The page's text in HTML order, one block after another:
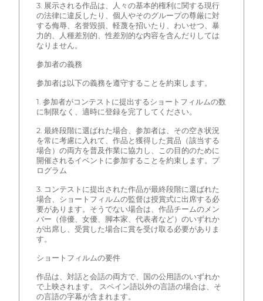
3. 展示される作品は、人々の基本的権利に関する現行
の法律に違反したり、個人やそのグループの尊厳に対
する侮辱、名誉毀損、軽蔑を招いたり、わいせつ、暴
力的、人種差別的、性差別的な内容を含んだりしては
なりません。
参加者の義務
参加者は以下の義務を遵守することを約束します。
1. 参加者がコンテストに提出するショートフィルムの数
に制限なく、適時に登録を完了してください。
2. 最終段階に選ばれた場合、参加者は、その空き状況
を常に考慮に入れて、作品と獲得した賞品（該当する
場合）の両方を普及作業に協力し、この目的のために
開催されるイベントに参加することを約束します。プ
ログラム
3. コンテストに提出された作品が最終段階に選ばれた
場合、ショートフィルムの監督は授賞式に出席する必
要があります。そうでない場合は、作品チームのメン
バー（俳優、女優、脚本家、代表者など）のいずれか
が出席し、受賞した場合に賞を受け取る必要がありま
す。
ショートフィルムの要件
作品は、対話と会話の両方で、国の公用語のいずれか
で上映されます。 スペイン語以外の言語の場合は、そ
の言語の字幕が含まれます。